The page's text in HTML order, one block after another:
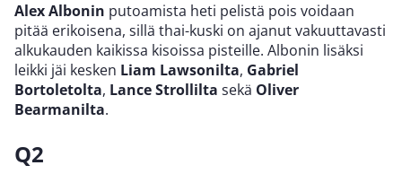
Alex Albonin putoamista heti pelistä pois voidaan
pitää erikoisena, sillä thai-kuski on ajanut vakuuttavasti
alkukauden kaikissa kisoissa pisteille. Albonin lisäksi
leikki jäi kesken Liam Lawsonilta, Gabriel
Bortoletolta, Lance Strollilta sekä Oliver
Bearmanilta.
Q2